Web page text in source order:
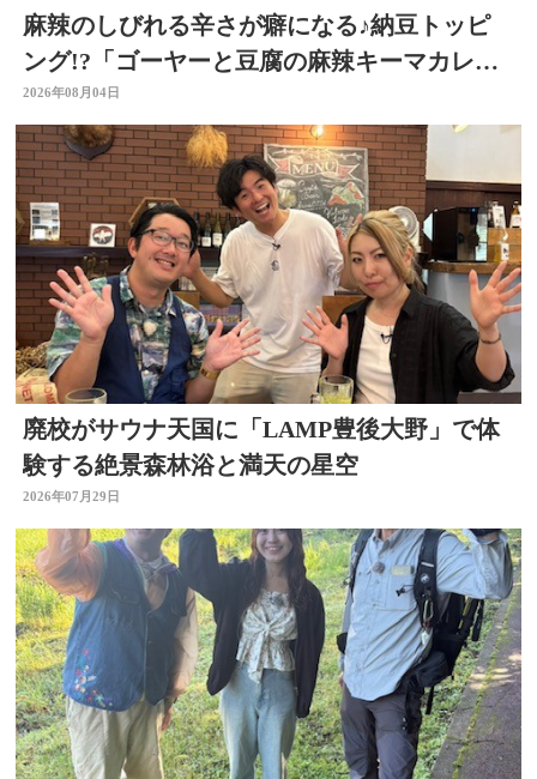
麻辣のしびれる辛さが癖になる♪納豆トッピ
ング!?「ゴーヤーと豆腐の麻辣キーマカレ
ー」～開店！キッチン別府ちゃん～
2026年08月04日
廃校がサウナ天国に「LAMP豊後大野」で体
験する絶景森林浴と満天の星空
2026年07月29日